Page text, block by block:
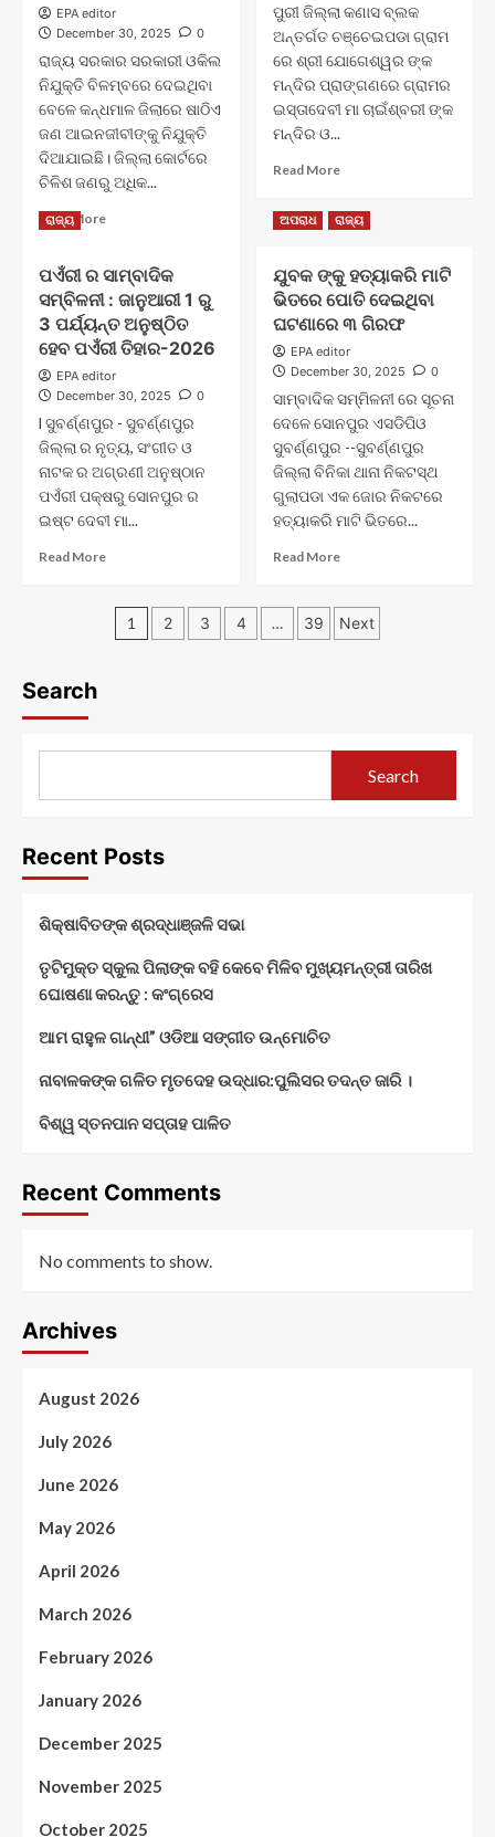
ମେଳା,
କୃଷି
ଓ
ଯନ୍ତ୍ରପାତି
ମେଳା
EPA editor
December 30, 2025
0
ରାଜ୍ୟ ସରକାର ସରକାରୀ ଓକିଲ
ନିଯୁକ୍ତି ବିଳମ୍ବରେ ଦେଇଥିବା
ବେଳେ କନ୍ଧମାଳ ଜିଲାରେ ଷାଠିଏ
ଜଣ ଆଇନଜୀବୀଙ୍କୁ ନିଯୁକ୍ତି
ଦିଆଯାଇଛି। ଜିଲ୍ଲା କୋର୍ଟରେ
ଚିଳିଶ ଜଣରୁ ଅଧିକ...
Read MoreRead
ସମାଜସେବୀ
ଅଶୋକ
ପରିଡାକନ୍ଧମାଳ
ଜିଲା
ସିଭିଲ
ସହକାରୀ
ସରକାରୀ
ଓକିଲ
ନିଯୁକ୍ତ
ପୁରୀ ଜିଲ୍ଲା କଣାସ ବ୍ଲକ
ଅନ୍ତର୍ଗତ ଚଞ୍ଚେଇପଡା ଗ୍ରାମ
ରେ ଶ୍ରୀ ଯୋଗେଶ୍ୱର ଙ୍କ
ମନ୍ଦିର ପ୍ରାଙ୍ଗଣରେ ଗ୍ରାମର
ଇସ୍ତାଦେବୀ ମା ଚାଇଁଶ୍ବରୀ ଙ୍କ
ମନ୍ଦିର ଓ...
Read MoreRead
about
ମା
ଙ୍କ
ମନ୍ଦିର
ବିଗ୍ରହ
ପ୍ରତିଷ୍ଠା
ରାଜ୍ୟ
ପଏଁରୀ ର ସାମ୍ବାଦିକ
ସମ୍ବିଳନୀ : ଜାନୁଆରୀ 1 ରୁ
3 ପର୍ଯ୍ୟନ୍ତ ଅନୁଷ୍ଠିତ
ହେବ ପଏଁରୀ ତିହାର-2026
EPA editor
December 30, 2025
0
l ସୁବର୍ଣ୍ଣପୁର - ସୁବର୍ଣ୍ଣପୁର
ଜିଲ୍ଲା ର ନୃତ୍ୟ, ସଂଗୀତ ଓ
ନାଟକ ର ଅଗ୍ରଣୀ ଅନୁଷ୍ଠାନ
ପଏଁରୀ ପକ୍ଷରୁ ସୋନପୁର ର
ଇଷ୍ଟ ଦେବୀ ମା...
Read MoreRead
ପଏଁରୀ
ପର୍ଯ୍ୟନ୍ତ
ହେବ
ପଏଁରୀ
ଅପରାଧ ରାଜ୍ୟ
ଯୁବକ ଙ୍କୁ ହତ୍ୟାକରି ମାଟି
ଭିତରେ ପୋତି ଦେଇଥିବା
ଘଟଣାରେ ୩ ଗିରଫ
EPA editor
December 30, 2025
0
ସାମ୍ବାଦିକ ସମ୍ମିଳନୀ ରେ ସୂଚନା
ଦେଳେ ସୋନପୁର ଏସଡିପିଓ
ସୁବର୍ଣ୍ଣପୁର --ସୁବର୍ଣ୍ଣପୁର
ଜିଲ୍ଲା ବିନିକା ଥାନା ନିକଟସ୍ଥ
ଗୁଲାପଡା ଏକ ଜୋର ନିକଟରେ
ହତ୍ୟାକରି ମାଟି ଭିତରେ...
Read MoreRead
ଯୁବକ
ଙ୍କୁ
ଗିରଫ
Posts
1 2 3 4 … 39 Next
Search
Search
Recent Posts
ଶିକ୍ଷାବିତଙ୍କ ଶ୍ରଦ୍ଧାଞ୍ଜଳି ସଭା
ତୃଟିମୁକ୍ତ ସ୍କୁଲ ପିଲାଙ୍କ ବହି କେବେ ମିଳିବ ମୁଖ୍ୟମନ୍ତ୍ରୀ ତାରିଖ
ଘୋଷଣା କରନ୍ତୁ : କଂଗ୍ରେସ
ଆମ ରାହୁଳ ଗାନ୍ଧୀ” ଓଡିଆ ସଙ୍ଗୀତ ଉନ୍ମୋଚିତ
ନାବାଳକଙ୍କ ଗଳିତ ମୃତଦେହ ଉଦ୍ଧାର:ପୁଲିସର ତଦନ୍ତ ଜାରି ।
ବିଶ୍ୱ ସ୍ତନପାନ ସପ୍ତାହ ପାଳିତ
Recent Comments
No comments to show.
Archives
August 2026
July 2026
June 2026
May 2026
April 2026
March 2026
February 2026
January 2026
December 2025
November 2025
October 2025